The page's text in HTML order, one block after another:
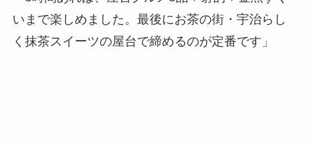
いまで楽しめました。最後にお茶の街・宇治らし
く抹茶スイーツの屋台で締めるのが定番です」